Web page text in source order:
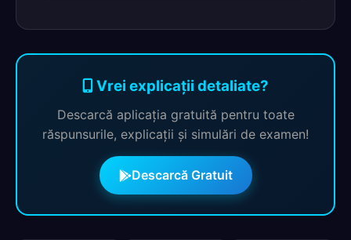
Vrei explicații detaliate?
Descarcă aplicația gratuită pentru toate
răspunsurile, explicații și simulări de examen!
Descarcă Gratuit